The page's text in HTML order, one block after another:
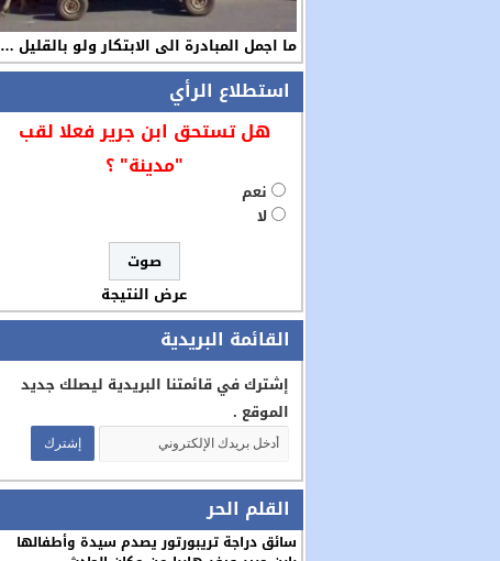
ما اجمل المبادرة الى الابتكار ولو بالقليل …
استطلاع الرأي
هل تستحق ابن جرير فعلا لقب
"مدينة" ؟
نعم
لا
عرض النتيجة
القائمة البريدية
إشترك في قائمتنا البريدية ليصلك جديد
الموقع .
القلم الحر
سائق دراجة تريبورتور يصدم سيدة وأطفالها